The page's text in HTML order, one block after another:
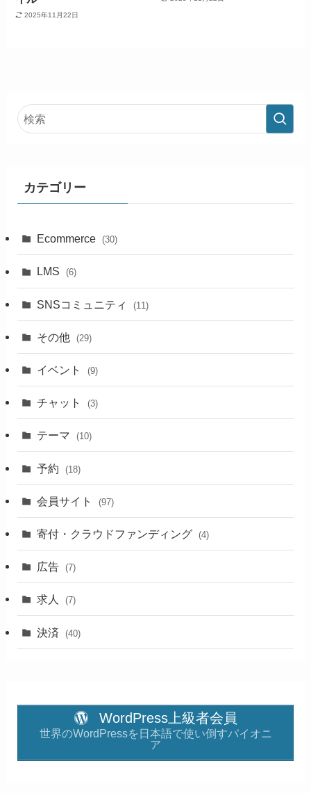
2025年11月22日
カテゴリー
Ecommerce (30)
LMS (6)
SNSコミュニティ (11)
その他 (29)
イベント (9)
チャット (3)
テーマ (10)
予約 (18)
会員サイト (97)
寄付・クラウドファンディング (4)
広告 (7)
求人 (7)
決済 (40)
WordPress上級者会員
世界のWordPressを日本語で使い倒すパイオニ
ア